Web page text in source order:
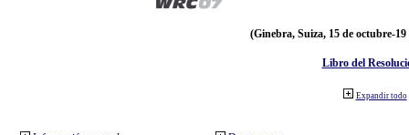
(Ginebra, Suiza, 15 de octubre-19
Libro del
Expandir todo